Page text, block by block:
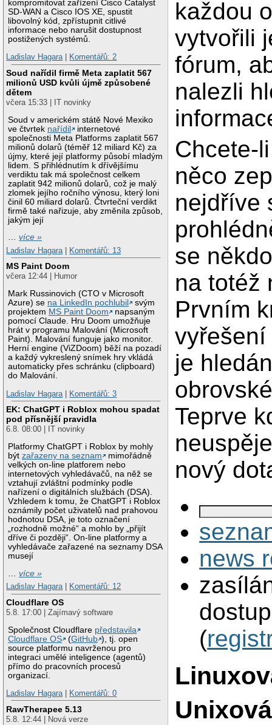
kompromitovat zařízení Cisco Catalyst
SD-WAN a Cisco IOS XE, spustit
libovolný kód, zpřístupnit citlivé
informace nebo narušit dostupnost
postižených systémů.
Ladislav Hagara| Komentářů: 2
Soud nařídil firmě Meta zaplatit 567
milionů USD kvůli újmě způsobené
dětem
včera 15:33 | IT novinky
Soud v americkém státě Nové Mexiko
ve čtvrtek nařídil
internetové
společnosti Meta Platforms zaplatit 567
milionů dolarů (téměř 12 miliard Kč) za
újmy, které její platformy působí mladým
lidem. S přihlédnutím k dřívějšímu
verdiktu tak má společnost celkem
zaplatit 942 milionů dolarů, což je malý
zlomek jejího ročního výnosu, který loni
činil 60 miliard dolarů. Čtvrteční verdikt
firmě také nařizuje, aby změnila způsob,
jakým její
…více »
Ladislav Hagara
Komentářů: 13
MS Paint Doom
včera 12:44 | Humor
Mark Russinovich (CTO v Microsoft
Azure) se na LinkedIn pochlubil
svým
projektem MS Paint Doom
napsaným
pomocí Claude. Hru Doom umožňuje
hrát v programu Malování (Microsoft
Paint). Malování funguje jako monitor.
Herní engine (ViZDoom) běží na pozadí
a každý vykreslený snímek hry vkládá
automaticky přes schránku (clipboard)
do Malování.
Ladislav Hagara
Komentářů: 3
EK: ChatGPT i Roblox mohou spadat
pod přísnější pravidla
6.8. 08:00 | IT novinky
Platformy ChatGPT i Roblox by mohly
býtzařazeny na seznam
mimořádně
velkých on-line platforem nebo
internetových vyhledávačů, na něž se
vztahují zvláštní podmínky podle
nařízení o digitálních službách (DSA).
Vzhledem k tomu, že ChatGPT i Roblox
oznámily počet uživatelů nad prahovou
hodnotou DSA, je toto označení
„rozhodně možné“ a mohlo by „přijít
dříve či později“. On-line platformy a
vyhledávače zařazené na seznamy DSA
musejí
…více »
Ladislav Hagara| Komentářů: 12
Cloudflare OS
5.8. 17:00 | Zajímavý software
Společnost Cloudflare představila
Cloudflare OS
(GitHub ), tj. open
source platformu navrženou pro
integraci umělé inteligence (agentů)
přímo do pracovních procesů
organizací.
Ladislav Hagara| Komentářů: 0
RawTherapee 5.13
5.8. 12:44 | Nová verze
každou
vytvořili
fórum,
nalezli
Chcete-
něco
nejdříve
se
na totéž
Prvním
vyřešení
je
Teprve
nový
news
(